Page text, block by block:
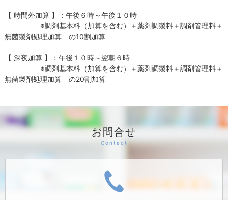
【 時間外加算 】：午後６時～午後１０時
※調剤基本料（加算を含む）＋薬剤調製料＋調剤管理料＋
無菌製剤処理加算 の10割加算
【 深夜加算 】：午後１０時～翌朝６時
※調剤基本料（加算を含む）＋薬剤調製料＋調剤管理料＋
無菌製剤処理加算 の20割加算
お問合せ